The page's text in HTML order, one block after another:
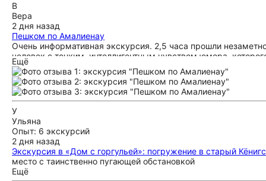
В
Вера
2 дня назад
Пешком по Амалиенау
Очень информативная экскурсия. 2,5 часа прошли
человек с тонким, интеллигентным чувством юмора,
локациях
Ещё
У
Ульяна
Опыт: 6 экскурсий
2 дня назад
Экскурсия в «Дом с горгульей»: погружение в старый
место с таинственно пугающей обстановкой
Ещё